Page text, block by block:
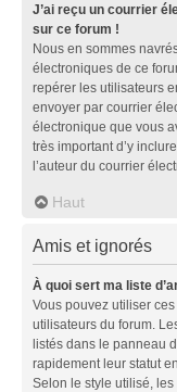
J’ai reçu un courrier
sur ce forum !
Nous en sommes
électroniques de ce
repérer les utilisateurs
envoyer par courrier
électronique que vous
très important d’y
l’auteur du courrier
Haut
Amis et ignorés
À quoi sert ma liste
Vous pouvez utiliser
utilisateurs du forum.
listés dans le panneau
rapidement leur statut
Selon le style utilisé,